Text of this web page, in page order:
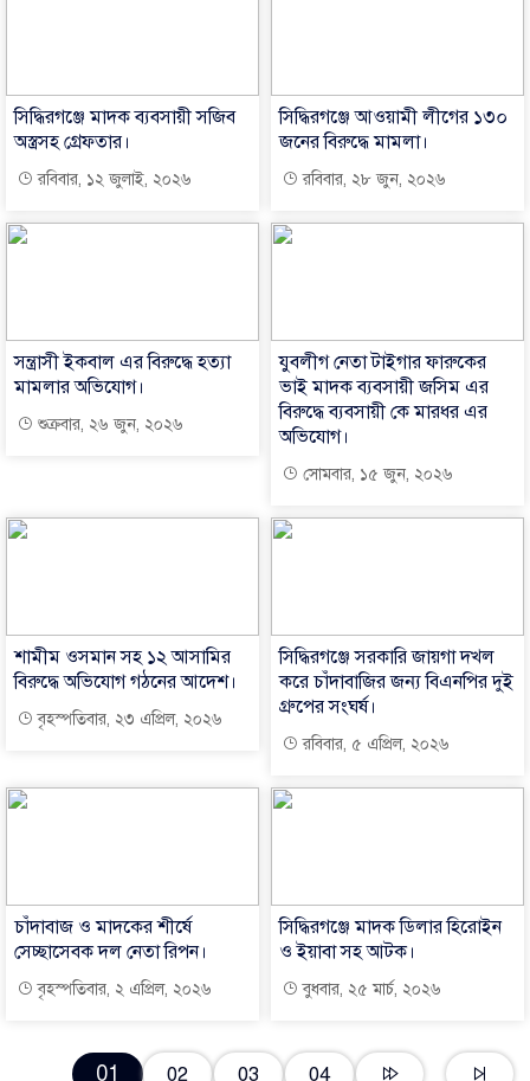
সিদ্ধিরগঞ্জে মাদক ব্যবসায়ী সজিব
অস্ত্রসহ গ্রেফতার।
রবিবার, ১২ জুলাই, ২০২৬
সিদ্ধিরগঞ্জে আওয়ামী লীগের ১৩০
জনের বিরুদ্ধে মামলা।
রবিবার, ২৮ জুন, ২০২৬
সন্ত্রাসী ইকবাল এর বিরুদ্ধে হত্যা
মামলার অভিযোগ।
শুক্রবার, ২৬ জুন, ২০২৬
যুবলীগ নেতা টাইগার ফারুকের
ভাই মাদক ব্যবসায়ী জসিম এর
বিরুদ্ধে ব্যবসায়ী কে মারধর এর
অভিযোগ।
সোমবার, ১৫ জুন, ২০২৬
শামীম ওসমান সহ ১২ আসামির
বিরুদ্ধে অভিযোগ গঠনের আদেশ।
বৃহস্পতিবার, ২৩ এপ্রিল, ২০২৬
সিদ্ধিরগঞ্জে সরকারি জায়গা দখল
করে চাঁদাবাজির জন্য বিএনপির দুই
গ্রুপের সংঘর্ষ।
রবিবার, ৫ এপ্রিল, ২০২৬
চাঁদাবাজ ও মাদকের শীর্ষে
সেচ্ছাসেবক দল নেতা রিপন।
বৃহস্পতিবার, ২ এপ্রিল, ২০২৬
সিদ্ধিরগঞ্জে মাদক ডিলার হিরোইন
ও ইয়াবা সহ আটক।
বুধবার, ২৫ মার্চ, ২০২৬
01 02 03 04